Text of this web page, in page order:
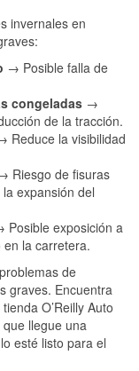
invernales en
→ Posible falla de
congeladas →
de la tracción.
Reduce la visibilidad
Riesgo de fisuras
expansión del
Posible exposición a
la carretera.
de
graves. Encuentra
O’Reilly Auto
llegue una
esté listo para el